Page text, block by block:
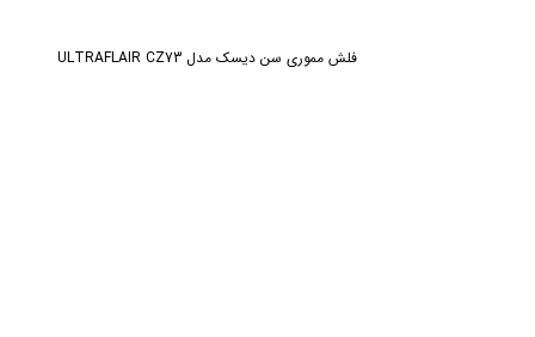
فلش مموری سن دیسک مدل ULTRAFLAIR CZ73